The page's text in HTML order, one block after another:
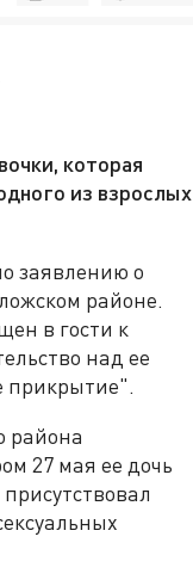
которая
из взрослых
заявлению о
районе.
в гости к
над ее
прикрытие".
района
27 мая ее дочь